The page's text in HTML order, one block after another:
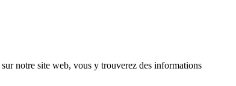
sur notre site web, vous y trouverez des informations